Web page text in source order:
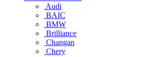
Audi
BAIC
BMW
Brilliance
Changan
Chery